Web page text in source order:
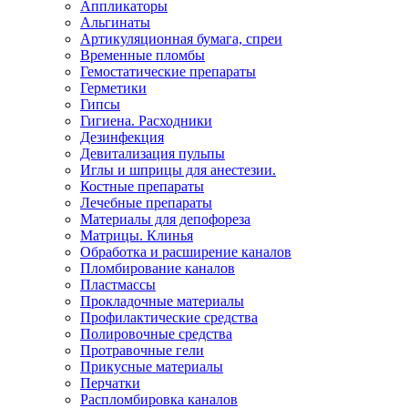
Аппликаторы
Альгинаты
Артикуляционная бумага, спреи
Временные пломбы
Гемостатические препараты
Герметики
Гипсы
Гигиена. Расходники
Дезинфекция
Девитализация пульпы
Иглы и шприцы для анестезии.
Костные препараты
Лечебные препараты
Материалы для депофореза
Матрицы. Клинья
Обработка и расширение каналов
Пломбирование каналов
Пластмассы
Прокладочные материалы
Профилактические средства
Полировочные средства
Протравочные гели
Прикусные материалы
Перчатки
Распломбировка каналов